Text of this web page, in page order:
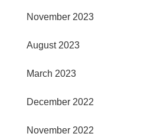
November 2023
August 2023
March 2023
December 2022
November 2022